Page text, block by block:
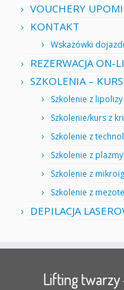
VOUCHERY
KONTAKT
Wskazówki
REZERWACJA ON-
SZKOLENIA –
Szkolenie z
Szkolenie/kurs z
Szkolenie z
Szkolenie z
Szkolenie z
Szkolenie z
DEPILACJA
Lifting twarzy